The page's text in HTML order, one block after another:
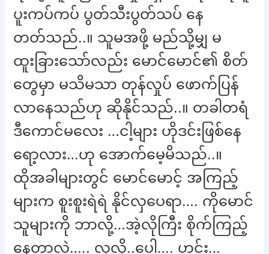
ပူးကပ်ကပ် ပွတ်သီးပွတ်သပ် နေ
တတ်သည်..။ သူမအဖို့ မည်သို့မျှ မ
ထူးခြားသော်လည်း မောင်မောင်၏ စိတ်
တွေမှာ မသိမသာ တုန်လှုပ် ဖောက်ပြန်
လာနေသည်ဟု ဆိုနိုင်သည်..။ တခါတရံ
ဒီကောင်မလေး …ငါ့များ ဟိုဒင်းဖြစ်နေ
ရော့လား…ဟု အောက်မေ့မိသည်..။
ထိုအခါများတွင် မောင်မောင့် အကြည့်
များက စူးစူးရဲရဲ နိုင်လှပေရာ…. ကိုမောင်
သူများကို ဘာလို့…အဲ့လိုကြီး စိုက်ကြည့်
နေတာလဲ….. လှလို့..ပေါ့…. ဟင်း…